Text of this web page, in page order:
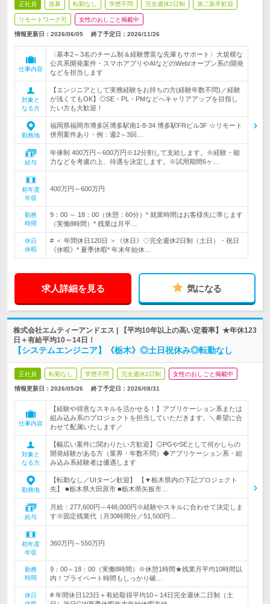
正社員 急募 転勤なし 学歴不問 完全週休2日制 第二新卒歓迎
リモートワーク可 女性のおしごと掲載中
情報更新日：2026/06/05 終了予定日： 2026/11/26
仕事内容
〈基本2～3名のチーム制＆経験豊富な先輩もサポート〉大規模な
公共系開発案件・スマホアプリやAIなどのWeb/オープン系の開発
などを担当します
対象と
なる方
【エンジニアとして実務経験をお持ちの方(経験年数不問)／経験
が浅くてもOK】◎SE・PL・PMなどへキャリアアップを目指し
たい方も大歓迎！
勤務地
福岡県福岡市博多区博多駅南1-8-34 博多駅FRビル3F ☆リモート
併用案件あり・例：週2～3回…
給与
年俸制 400万円～600万円※12分割して支給します。※経験・能
力などを考慮の上、待遇を決定します。※試用期間6ヶ…
初年度
年収
400万円～600万円
勤務
時間
9：00 ～ 18：00（休憩：60分）* 就業時間はお客様先に準じます
（実働8時間）* 残業は月平…
休日
休暇
# ＜ 年間休日120日 ＞《休日》◇完全週休2日制（土日）・祝日
《休暇》* 夏季休暇* 年末年始休…
求人詳細を見る 気になる
株式会社エムティーアンドエス | 【平均10年以上の高い定着率】★年休123
日＋有給平均10～14日！
【システムエンジニア】《栃木》◎土日祝休み◎転勤なし
正社員 転勤なし 学歴不問 完全週休2日制 女性のおしごと掲載中
情報更新日：2026/05/26 終了予定日： 2026/08/31
仕事内容
【経験や得意なスキルを活かせる！】アプリケーション系または
組み込み系のプロジェクトを担当していただきます。＼希望に合
わせて配属いたします／
対象と
なる方
【幅広い案件に関わりたい方歓迎】◎PGやSEとして何かしらの
開発経験がある方（業界・年数不問）◆アプリケーション系・組
み込み系経験者は優遇します
勤務地
【転勤なし／UIターン歓迎】 【▼栃木県内の下記プロジェクト
先】 ■栃木県大田原市 ■栃木県矢板市…
給与
月給：277,600円～448,000円※経験やスキルに合わせて決定しま
す※固定残業代（月30時間分／51,500円…
初年度
年収
360万円～550万円
勤務
時間
9：00～18：00（実働8時間）※休憩1時間★残業月平均10時間以
内！プライベート時間もしっかり確…
休日
# 年間休日123日＋有給取得平均10～14日完全週休二日制（土